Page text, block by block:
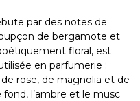
par des notes de
de bergamote et
floral, est
en parfumerie :
rose, de magnolia et de
l’ambre et le musc